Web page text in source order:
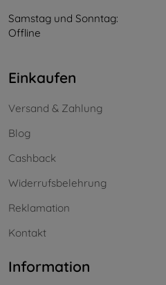
Samstag und Sonntag:
Offline
Einkaufen
Versand & Zahlung
Blog
Cashback
Widerrufsbelehrung
Reklamation
Kontakt
Information